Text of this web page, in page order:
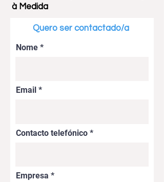
à Medida
Quero ser contactado/a
Nome
Email
Contacto telefónico
Empresa